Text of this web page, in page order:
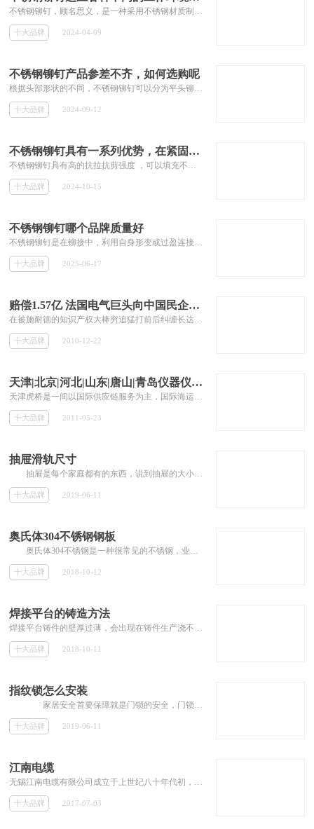
滑触线
雕刻工具
热风枪
矿物绝缘电缆
角码
不锈钢铆钉，顾名思义，是一种采用不锈钢材质制成的固定用连接件，通过冷加工方式形成，具有较好的耐腐蚀性和较高的机械性能。不锈钢材料由于其优良的抗腐蚀特性，使得不锈钢铆钉在多种恶劣环境下都能保持其稳定性和可靠性，从而成为众多行业首选的连接元件。
十大品牌 2024-04-09
不锈钢铆钉产品参差不齐，如何选购呢
根据头部形状的不同，不锈钢铆钉可以分为平头铆钉、半圆头铆钉和沉头铆钉等类型。每种类型的铆钉都有其独特的应用场景和功能。
十大品牌 2024-09-12
不锈钢铆钉具有一系列优势，在紧固件应用中受到青睐
不锈钢铆钉具有高的抗拉抗剪强度 ，可以填充不规则、极大、开裂的孔和偏孔，能防止不规则孔进一步扩大 。高的耐腐蚀性，能有效防止不规则孔连接后的移动 。
十大品牌 2024-10-15
不锈钢铆钉哪个品牌质量好
不锈钢铆钉是在铆接中，利用自身形变或过盈连接被铆接件的零件。铆钉种类很多，而且不拘形式。常用的有半圆头、平头、沉头铆钉、抽芯铆钉、空心铆钉等，这些通常是利用自身形变连接被铆接件，但也有例外，比如三环锁上的铭牌，就是利用铆钉与锁体孔的过盈量铆接的。
十大品牌 2025-06-17
赔偿1.57亿 法国电气巨头向中国民企低头言和
在被施耐德的知识产权大棒穷追猛打前后纠缠长达十多年后，正泰上演了一出“以其人之道还治其人之身”的好戏。
十大品牌 2010-12-22
天津|北京|河北|山东|唐山|青岛仪器仪表进口报关代理
天津虎桥是一间以国际供应链服务为主，国际海运，信用证开立，出口退税为辅的综合性第四方物流公司。依托我公司大中华区8家分公司的整合资...
十大品牌 2011-05-23
抽屉滑轨尺寸
抽屉是每个家庭都有的东西，说到抽屉的大小可能大多数的人都觉得抽屉越大越好，其实不然抽屉最主要的要看你的需求，太大了有时候反而浪...
十大品牌 2019-06-11
奥氏体304不锈钢钢板
奥氏体304不锈钢是一种很常见的不锈钢，业内也叫做18/8不锈钢。它的金属制品耐高温，加工性能好，因此广泛使用于工业和家具装饰行业和...
十大品牌 2018-10-12
焊接平台的铸造方法
焊接平台铸件的壁厚过薄，会出现在铸件生产浇不足，冷隔等铸造缺陷。这是因为该厚度过薄的铸造合金，不能保证足够的容量的液体填充的模具
十大品牌 2018-10-11
指纹锁怎么安装
家居安全首要保障就是门锁的安全，门锁安装不当会带来不少的安全隐患，一般我们购买指纹锁厂家会派专业的师傅安装，在此之前，我们...
十大品牌 2019-06-11
江南电缆
无锡江南电缆有限公司成立于上世纪八十年代初，是集电线电缆生产销售及铜铝材加工于一身的国家重点高新技术企业，也是全国用户满意产品企业、国家AAAA级标准化良好行为企业。
十大品牌 2017-07-03